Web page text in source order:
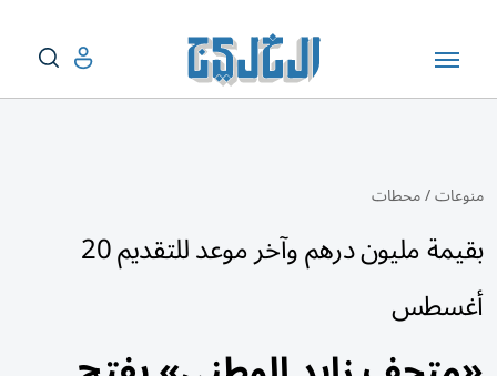
منوعات/محطات
بقيمة مليون درهم وآخر موعد للتقديم 20
أغسطس